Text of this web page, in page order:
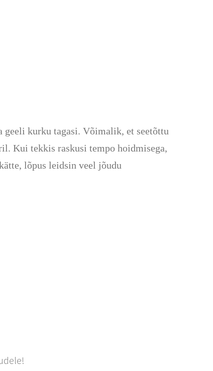
geeli kurku tagasi. Võimalik, et seetõttu
Kui tekkis raskusi tempo hoidmisega,
lõpus leidsin veel jõudu